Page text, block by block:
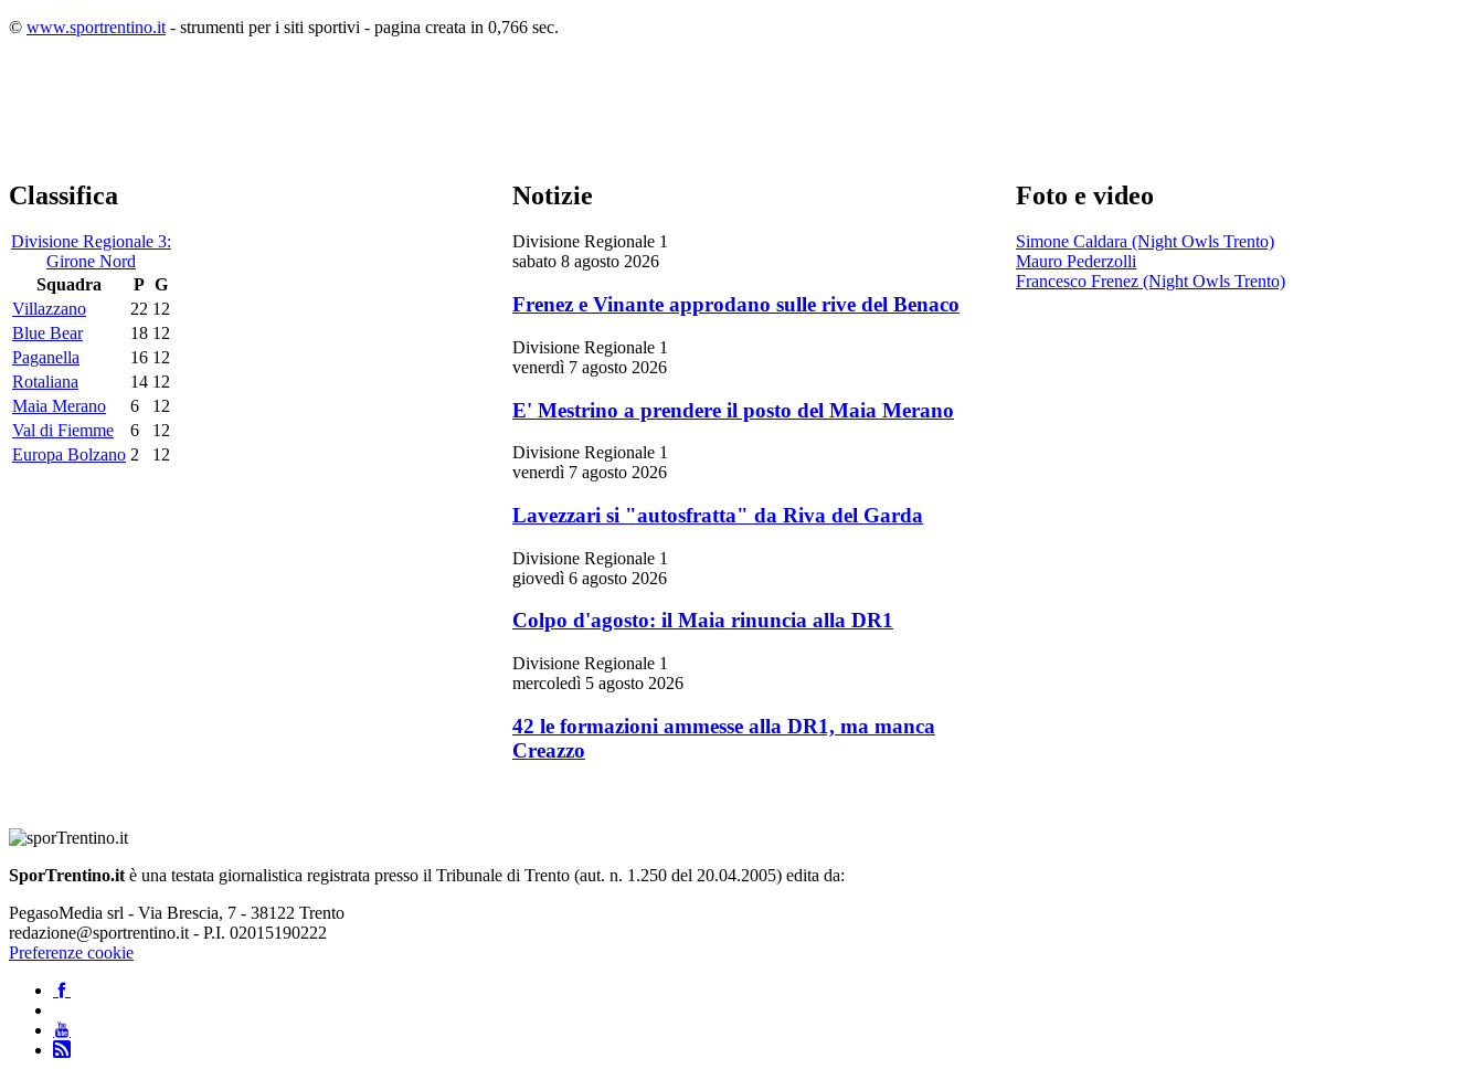
© www.sportrentino.it - strumenti per i siti sportivi - pagina creata in 0,766 sec.
Classifica
Divisione Regionale 3:
Girone Nord
Squadra
P G
Villazzano
22 12
Blue Bear
18 12
Paganella
16 12
Rotaliana
14 12
Maia Merano
6
12
Val di Fiemme
6
12
Europa Bolzano 2 12
Notizie
Divisione Regionale 1
sabato 8 agosto 2026
Frenez e Vinante approdano sulle rive del Benaco
Divisione Regionale 1
venerdì 7 agosto 2026
E' Mestrino a prendere il posto del Maia Merano
Divisione Regionale 1
venerdì 7 agosto 2026
Lavezzari si "autosfratta" da Riva del Garda
Divisione Regionale 1
giovedì 6 agosto 2026
Colpo d'agosto: il Maia rinuncia alla DR1
Divisione Regionale 1
mercoledì 5 agosto 2026
42 le formazioni ammesse alla DR1, ma manca
Creazzo
Foto e video
Simone Caldara (Night Owls Trento)
Mauro Pederzolli
Francesco Frenez (Night Owls Trento)
SporTrentino.it è una testata giornalistica registrata presso il Tribunale di Trento (aut. n. 1.250 del 20.04.2005) edita da:
PegasoMedia srl - Via Brescia, 7 - 38122 Trento
redazione@sportrentino.it - P.I. 02015190222
Preferenze cookie